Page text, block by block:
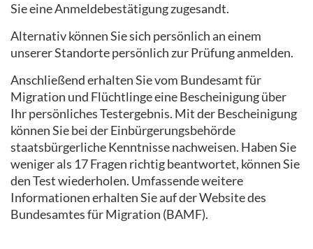
Sie eine Anmeldebestätigung zugesandt.
Alternativ können Sie sich persönlich an einem
unserer Standorte persönlich zur Prüfung anmelden.
Anschließend erhalten Sie vom Bundesamt für
Migration und Flüchtlinge eine Bescheinigung über
Ihr persönliches Testergebnis. Mit der Bescheinigung
können Sie bei der Einbürgerungsbehörde
staatsbürgerliche Kenntnisse nachweisen. Haben Sie
weniger als 17 Fragen richtig beantwortet, können Sie
den Test wiederholen. Umfassende weitere
Informationen erhalten Sie auf der Website des
Bundesamtes für Migration (BAMF).